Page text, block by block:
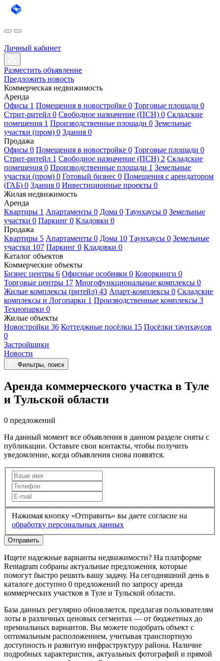
Личный кабинет
Разместить объявление
Предложить новость
Коммерческая недвижимость
Аренда
Офисы 1 Помещения в новостройке 0 Торговые площади 0
Стрит-ритейл 0 Свободное назначение (ПСН) 0 Складские
помещения 1 Производственные площади 0 Земельные
участки (пром) 0 Здания 0
Продажа
Офисы 0 Помещения в новостройке 0 Торговые площади 0
Стрит-ритейл 1 Свободное назначение (ПСН) 2 Складские
помещения 0 Производственные площади 1 Земельные
участки (пром) 0 Готовый бизнес 0 Помещения с арендатором
(ГАБ) 0 Здания 0 Инвестиционные проекты 0
Жилая недвижимость
Аренда
Квартиры 1 Апартаменты 0 Дома 0 Таунхаусы 0 Земельные
участки 0 Паркинг 0 Кладовки 0
Продажа
Квартиры 5 Апартаменты 0 Дома 10 Таунхаусы 0 Земельные
участки 107 Паркинг 0 Кладовки 0
Каталог объектов
Коммерческие объекты
Бизнес центры 6 Офисные особняки 0 Коворкинги 0
Торговые центры 17 Многофункциональные комплексы 0
Жилые комплексы (ритейл) 43 Апарт-комплексы 0 Складские
комплексы и Логопарки 1 Производственные комплексы 3
Технопарки 0
Жилые объекты
Новостройки 36 Коттеджные посёлки 15 Посёлки таунхаусов
0
Застройщики
Новости
Фильтры, поиск
Аренда коммерческого участка в Туле
и Тульской области
0 предложений
На данный момент все объявления в данном разделе сняты с
публикации. Оставьте свои контакты, чтобы получить
уведомление, когда объявления снова появятся.
Нажимая кнопку «Отправить» вы даете согласие на
обработку персональных данных
Отправить
Ищете надежные варианты недвижимости? На платформе
Rentagram собраны актуальные предложения, которые
помогут быстро решить вашу задачу. На сегодняшний день в
каталоге доступно 0 предложений по запросу аренда
коммерческих участков в Туле и Тульской области.
База данных регулярно обновляется, предлагая пользователям
лоты в различных ценовых сегментах — от бюджетных до
премиальных вариантов. Вы можете подобрать объект с
оптимальным расположением, учитывая транспортную
доступность и развитую инфраструктуру района. Наличие
подробных характеристик, актуальных фотографий и прямой